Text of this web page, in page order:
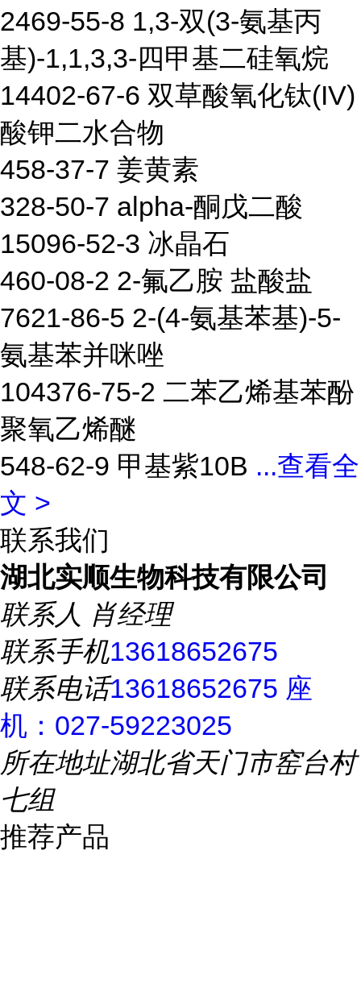
2469-55-8 1,3-双(3-氨基丙
基)-1,1,3,3-四甲基二硅氧烷
14402-67-6 双草酸氧化钛(IV)
酸钾二水合物
458-37-7 姜黄素
328-50-7 alpha-酮戊二酸
15096-52-3 冰晶石
460-08-2 2-氟乙胺 盐酸盐
7621-86-5 2-(4-氨基苯基)-5-
氨基苯并咪唑
104376-75-2 二苯乙烯基苯酚
聚氧乙烯醚
548-62-9 甲基紫10B ...查看全
文 >
联系我们
湖北实顺生物科技有限公司
联系人 肖经理
联系手机13618652675
联系电话13618652675 座
机：027-59223025
所在地址湖北省天门市窑台村
七组
推荐产品